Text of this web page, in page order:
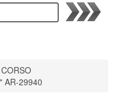
Пошук
CORSO
AR-29940